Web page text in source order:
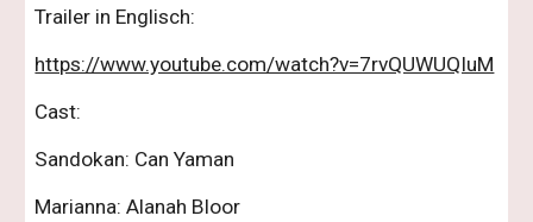
Trailer in Englisch:
https://www.youtube.com/watch?v=7rvQUWUQIuM
Cast:
Sandokan: Can Yaman
Marianna: Alanah Bloor